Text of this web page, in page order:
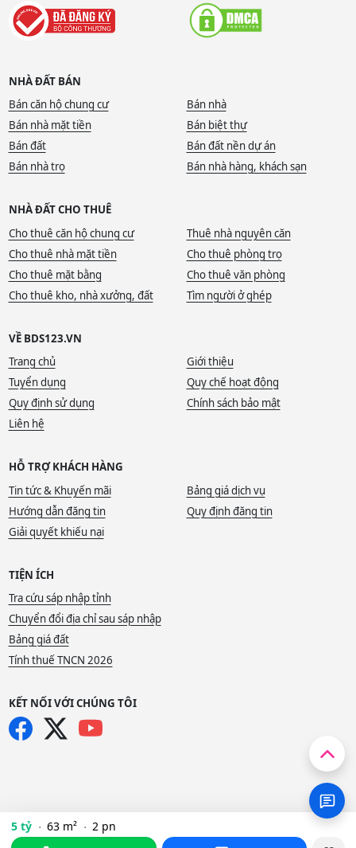
5 tỷ 63 m²
2 pn
NHÀ ĐẤT BÁN
Bán căn hộ chung cư
Bán nhà
Bán nhà mặt tiền
Bán biệt thự
Bán đất
Bán đất nền dự án
Bán nhà trọ
Bán nhà hàng, khách sạn
NHÀ ĐẤT CHO THUÊ
Cho thuê căn hộ chung cư
Thuê nhà nguyên căn
Cho thuê nhà mặt tiền
Cho thuê phòng trọ
Cho thuê mặt bằng
Cho thuê văn phòng
Cho thuê kho, nhà xưởng, đất
Tìm người ở ghép
VỀ BDS123.VN
Trang chủ
Giới thiệu
Tuyển dụng
Quy chế hoạt động
Quy định sử dụng
Chính sách bảo mật
Liên hệ
HỖ TRỢ KHÁCH HÀNG
Tin tức & Khuyến mãi
Bảng giá dịch vụ
Hướng dẫn đăng tin
Quy định đăng tin
Giải quyết khiếu nại
TIỆN ÍCH
Tra cứu sáp nhập tỉnh
Chuyển đổi địa chỉ sau sáp nhập
Bảng giá đất
Tính thuế TNCN 2026
KẾT NỐI VỚI CHÚNG TÔI